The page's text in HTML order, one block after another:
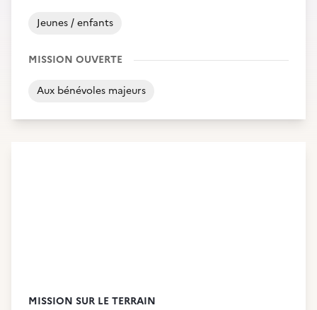
Jeunes / enfants
MISSION OUVERTE
Aux bénévoles majeurs
MISSION SUR LE TERRAIN